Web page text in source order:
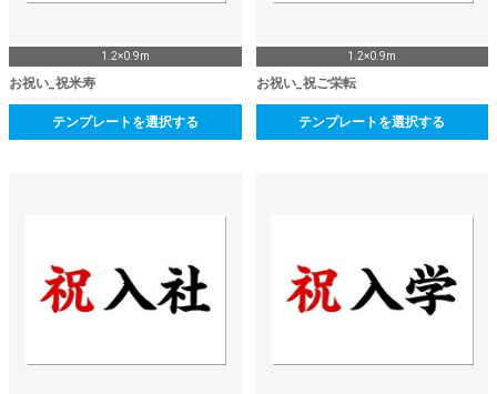
1.2×0.9m
お祝い_祝米寿
テンプレートを選択する
1.2×0.9m
お祝い_祝ご栄転
テンプレートを選択する